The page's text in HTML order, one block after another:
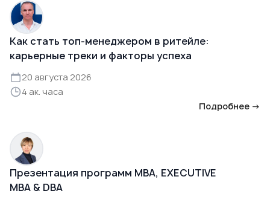
Как стать топ-менеджером в ритейле:
карьерные треки и факторы успеха
20 августа 2026
4 ак. часа
Подробнее →
Презентация программ MBA, EXECUTIVE
MBA & DBA